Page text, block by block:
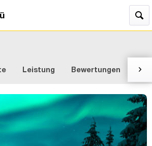
Leistung Bewertungen 